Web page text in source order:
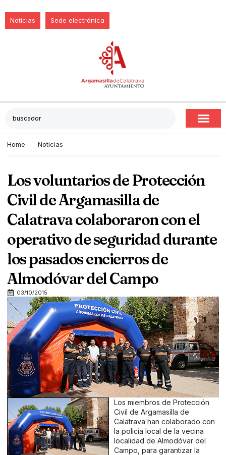
Noticias Sede electrónica
Home Noticias
Los voluntarios de Protección
Civil de Argamasilla de
Calatrava colaboraron con el
operativo de seguridad durante
los pasados encierros de
Almodóvar del Campo
03/10/2015
Los miembros de Protección
Civil de Argamasilla de
Calatrava han colaborado con
la policía local de la vecina
localidad de Almodóvar del
Campo, para garantizar la